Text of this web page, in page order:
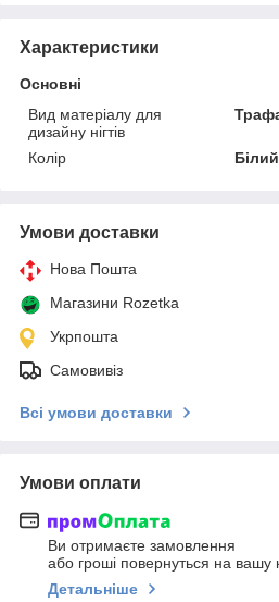
Характеристики
Основні
Вид матеріалу для
дизайну нігтів
Колір Білий
Умови доставки
Нова Пошта
Магазини Rozetka
Укрпошта
Самовивіз
Всі умови доставки
Умови оплати
Ви отримаєте замовлення
або гроші повернуться на вашу
Детальніше